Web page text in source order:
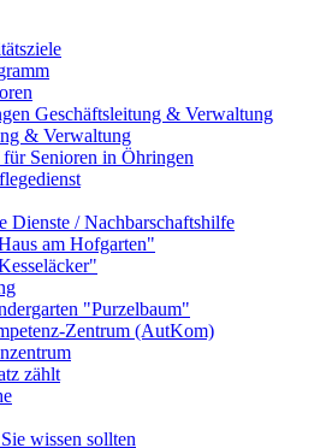
Geschäftsleitung & Verwaltung
& Verwaltung
Senioren in Öhringen
Dienste / Nachbarschaftshilfe
am Hofgarten"
"Purzelbaum"
Zentrum (AutKom)
zählt
wissen sollten